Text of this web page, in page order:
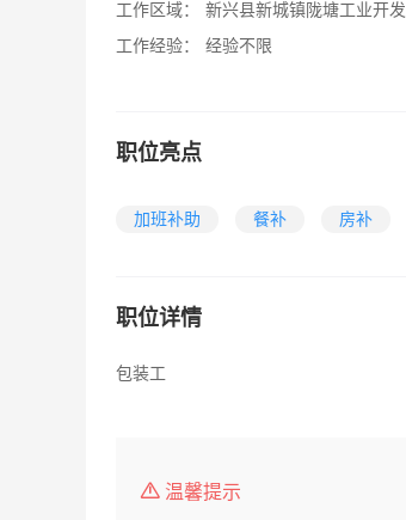
工作区域：
新兴县新城镇陇塘工业开发区即新城镇多宝路2号
工作经验：
经验不限
职位亮点
加班补助 餐补 房补
职位详情
包装工
温馨提示